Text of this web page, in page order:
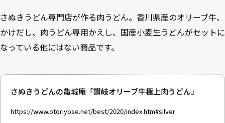
さぬきうどん専門店が作る肉うどん。香川県産のオリーブ牛、
かけだし、肉うどん専用かえし、国産小麦生うどんがセットに
なっている他にはない商品です。
さぬきうどんの亀城庵「讃岐オリーブ牛極上肉うどん」
https://www.otoriyose.net/best/2020/index.htm#silver